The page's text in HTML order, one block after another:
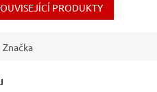
PRODUKTY
Značka